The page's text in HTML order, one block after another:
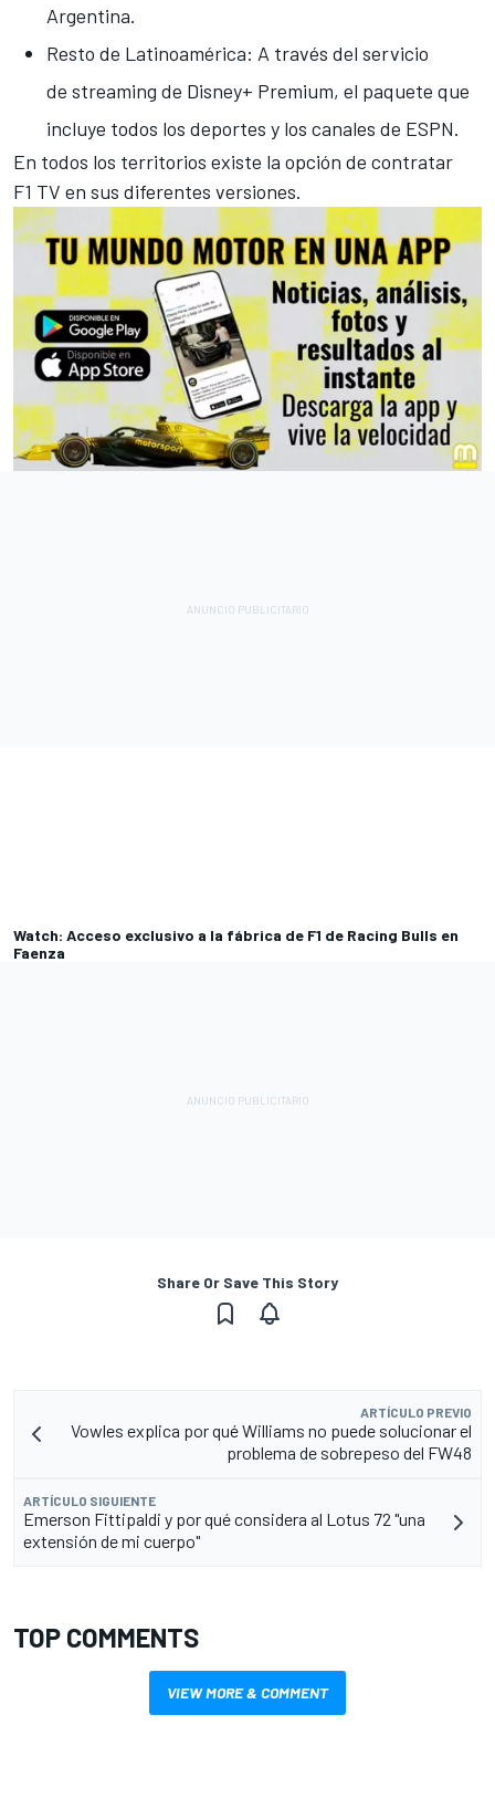
Argentina.
Resto de Latinoamérica: A través del servicio
de streaming de Disney+ Premium, el paquete que
incluye todos los deportes y los canales de ESPN.
En todos los territorios existe la opción de contratar
F1 TV en sus diferentes versiones.
Watch: Acceso exclusivo a la fábrica de F1 de Racing Bulls en
Faenza
Share Or Save This Story
ARTÍCULO PREVIO
Vowles explica por qué Williams no puede solucionar el
problema de sobrepeso del FW48
ARTÍCULO SIGUIENTE
Emerson Fittipaldi y por qué considera al Lotus 72 "una
extensión de mi cuerpo"
TOP COMMENTS
VIEW MORE & COMMENT